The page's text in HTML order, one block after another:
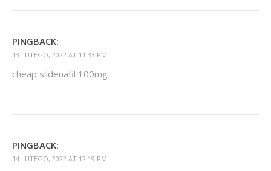
PINGBACK:
13 LUTEGO, 2022 AT 11:33 PM
cheap sildenafil 100mg
PINGBACK:
14 LUTEGO, 2022 AT 12:19 PM